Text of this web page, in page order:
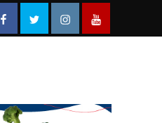
FacebookTwitterInstagramYouTube